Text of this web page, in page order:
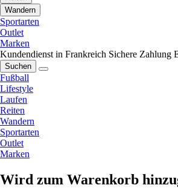
Wandern
Sportarten
Outlet
Marken
Kundendienst in Frankreich Sichere Zahlung
Suchen
Fußball
Lifestyle
Laufen
Reiten
Wandern
Sportarten
Outlet
Marken
Wird zum Warenkorb